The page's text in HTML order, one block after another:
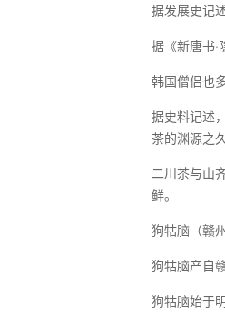
据发展史记
据《新唐书·
韩国僧侣也
据史料记述
茶的渊源之久
二川茶与山
鲜。
狗牯脑（赣
狗牯脑产自
狗牯脑始于